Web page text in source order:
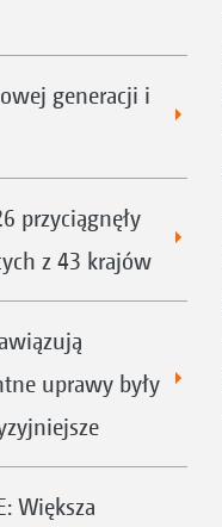
generacji i
przyciągnęły
z 43 krajów
uprawy były
Większa